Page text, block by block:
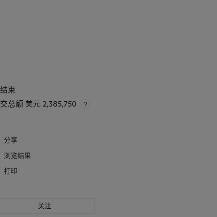
束
总额 美元 2,385,750
分享
浏览结果
打印
关注